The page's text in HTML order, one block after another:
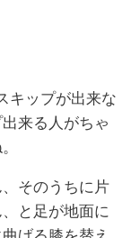
キップが出来な
来る人がちゃ
そのうちに片
と足が地面に